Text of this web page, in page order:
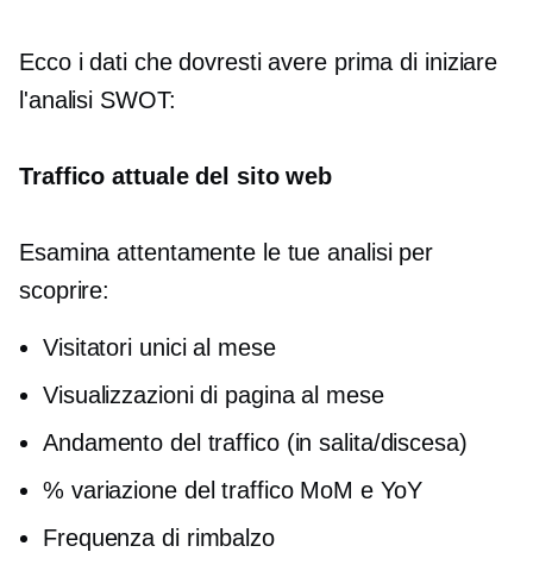
Ecco i dati che dovresti avere prima di iniziare
l'analisi SWOT:
Traffico attuale del sito web
Esamina attentamente le tue analisi per
scoprire:
Visitatori unici al mese
Visualizzazioni di pagina al mese
Andamento del traffico (in salita/discesa)
% variazione del traffico MoM e YoY
Frequenza di rimbalzo